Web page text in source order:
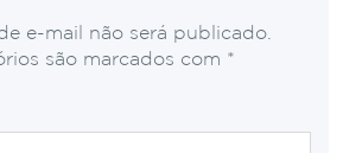
e-mail não será publicado.
são marcados com *